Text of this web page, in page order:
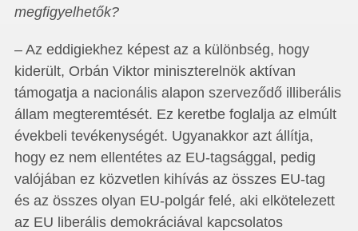
megfigyelhetők?
– Az eddigiekhez képest az a különbség, hogy
kiderült, Orbán Viktor miniszterelnök aktívan
támogatja a nacionális alapon szerveződő illiberális
állam megteremtését. Ez keretbe foglalja az elmúlt
évekbeli tevékenységét. Ugyanakkor azt állítja,
hogy ez nem ellentétes az EU-tagsággal, pedig
valójában ez közvetlen kihívás az összes EU-tag
és az összes olyan EU-polgár felé, aki elkötelezett
az EU liberális demokráciával kapcsolatos